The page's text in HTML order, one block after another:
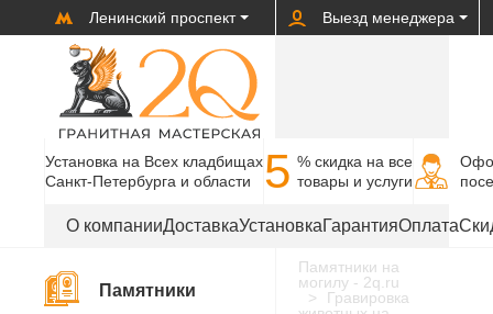
Ленинский проспект Выезд менеджера
Установка на Всех кладбищах
Санкт-Петербурга и области
5 % cкидка на все
товары и услуги
О компанииДоставкаУстановкаГарантияОплата
Памятники на
могилу - 2q.ru
Гравировка
Памятники